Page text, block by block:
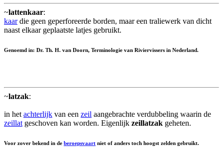
~lattenkaar:
kaardie geen geperforeerde borden, maar een traliewerk van dicht
naast elkaar geplaatste latjes gebruikt.
Genoemd in: Dr. Th. H. van Doorn, Terminologie van Riviervissers in Nederland.
~latzak:
in het achterlijk van een zeil aangebrachte verdubbeling waarin de
zeillat geschoven kan worden. Eigenlijk zeillatzak geheten.
Voor zover bekend in de beroepsvaart niet of anders toch hoogst zelden gebruikt.